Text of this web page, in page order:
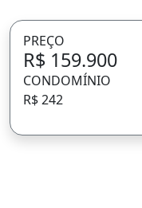
PREÇO
R$ 159.900
CONDOMÍNIO
R$ 242